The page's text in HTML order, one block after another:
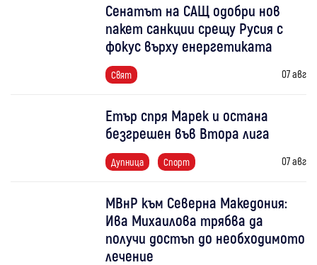
Сенатът на САЩ одобри нов
пакет санкции срещу Русия с
фокус върху енергетиката
Свят 07 авг
Етър спря Марек и остана
безгрешен във Втора лига
Дупница Спорт 07 авг
МВнР към Северна Македония:
Ива Михаилова трябва да
получи достъп до необходимото
лечение